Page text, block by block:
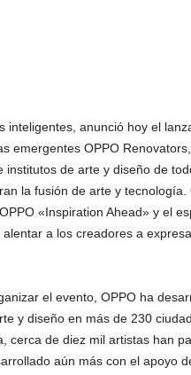
inteligentes, anunció hoy el
emergentes OPPO
de arte y diseño de
la fusión de arte y tecnología.
«Inspiration Ahead» y el
a los creadores a
el evento, OPPO ha
y diseño en más de 230
cerca de diez mil artistas han
aún más con el apoyo